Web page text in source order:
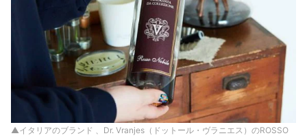
▲イタリアのブランド 、Dr. Vranjes（ドットール・ヴラニエス）のROSSO